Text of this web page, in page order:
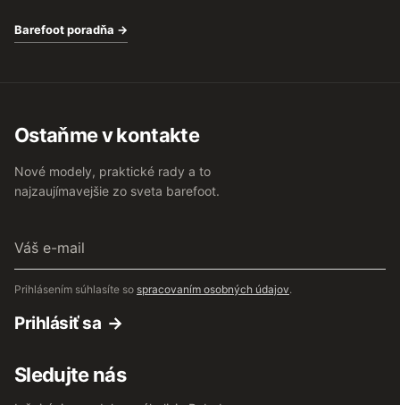
Barefoot poradňa →
Ostaňme v kontakte
Nové modely, praktické rady a to
najzaujímavejšie zo sveta barefoot.
e-
mail
Prihlásením súhlasíte so spracovaním osobných údajov.
Prihlásiť sa
Sledujte nás